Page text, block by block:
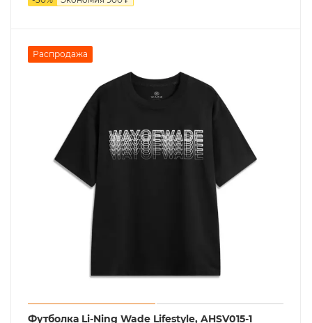
Распродажа
Футболка Li-Ning Wade Lifestyle, AHSV015-1